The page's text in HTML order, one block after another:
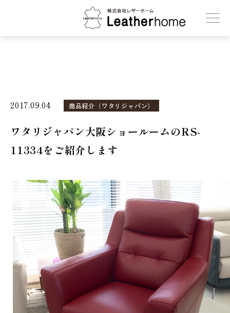
株式会社レザーホーム
2017.09.04 商品紹介（ワタリジャパン）
ワタリジャパン大阪ショールームのRS-
11334をご紹介します